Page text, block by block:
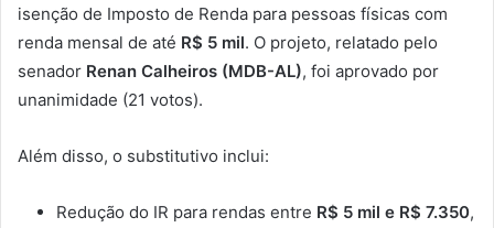
isenção de Imposto de Renda para pessoas físicas com
renda mensal de até R$ 5 mil. O projeto, relatado pelo
senador Renan Calheiros (MDB-AL), foi aprovado por
unanimidade (21 votos).
Além disso, o substitutivo inclui:
Redução do IR para rendas entre R$ 5 mil e R$ 7.350,